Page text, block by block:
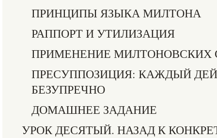
ПРИНЦИПЫ ЯЗЫКА МИЛТОНА
РАППОРТ И УТИЛИЗАЦИЯ
ПРИМЕНЕНИЕ МИЛТОНОВСКИХ
ПРЕСУППОЗИЦИЯ: КАЖДЫЙ
БЕЗУПРЕЧНО
ДОМАШНЕЕ ЗАДАНИЕ
УРОК ДЕСЯТЫЙ. НАЗАД К